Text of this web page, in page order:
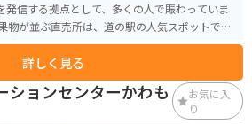
発信する拠点として、多くの人で賑わっていま
ルメも味わえます。酒蔵という名前の通り、地
飲もできます。運転をしない方は、ぜひ奥出雲
の駐車場は
りと駐車できます。春には桜、秋には紅葉と、
も魅力です。周辺には、斐伊川沿いの景観が美
詳しく見る
ションセンターかわも
お気に入
り